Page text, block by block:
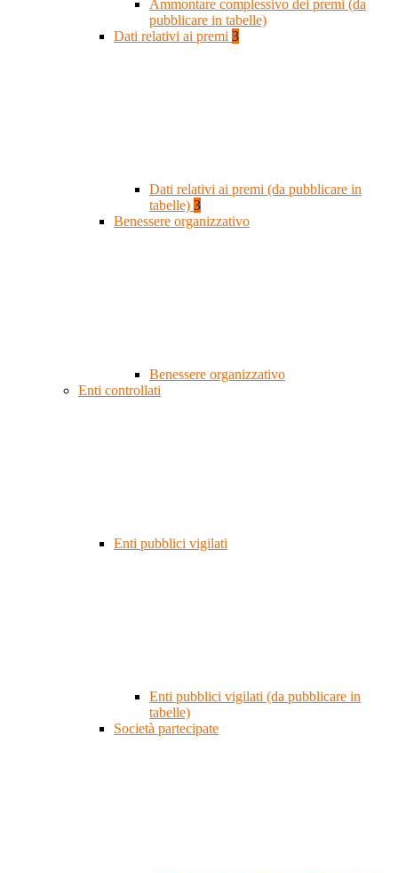
Ammontare complessivo dei premi (da
pubblicare in tabelle)
Dati relativi ai premi 3
Dati relativi ai premi (da pubblicare in
tabelle) 3
Benessere organizzativo
Benessere organizzativo
Enti controllati
Enti pubblici vigilati
Enti pubblici vigilati (da pubblicare in
tabelle)
Società partecipate